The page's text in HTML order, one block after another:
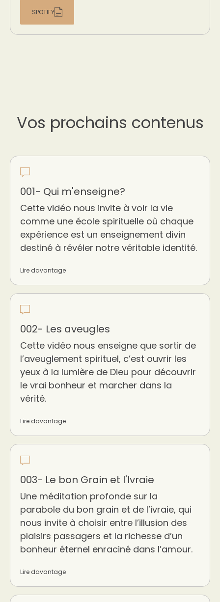
SPOTIFY
Vos prochains contenus
001- Qui m'enseigne?
Cette vidéo nous invite à voir la vie
comme une école spirituelle où chaque
expérience est un enseignement divin
destiné à révéler notre véritable identité.
Lire davantage
002- Les aveugles
Cette vidéo nous enseigne que sortir de
l’aveuglement spirituel, c’est ouvrir les
yeux à la lumière de Dieu pour découvrir
le vrai bonheur et marcher dans la
vérité.
Lire davantage
003- Le bon Grain et l'Ivraie
Une méditation profonde sur la
parabole du bon grain et de l’ivraie, qui
nous invite à choisir entre l’illusion des
plaisirs passagers et la richesse d’un
bonheur éternel enraciné dans l’amour.
Lire davantage